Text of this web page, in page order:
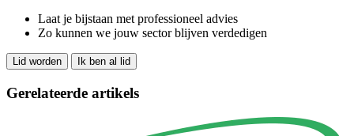
Laat je bijstaan met professioneel advies
Zo kunnen we jouw sector blijven verdedigen
Lid worden Ik ben al lid
Gerelateerde artikels